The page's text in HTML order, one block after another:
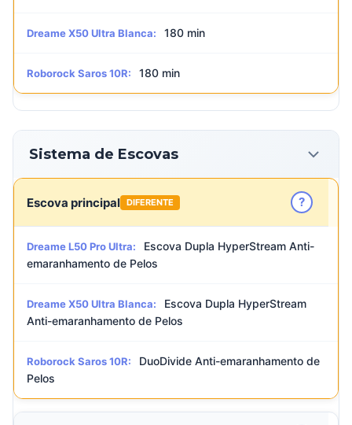
Dreame X50 Ultra Blanca: 180 min
Roborock Saros 10R: 180 min
Sistema de Escovas
Escova principal DIFERENTE ?
Dreame L50 Pro Ultra:
Escova Dupla HyperStream Anti-
emaranhamento de Pelos
Dreame X50 Ultra Blanca:
Escova Dupla HyperStream
Anti-emaranhamento de Pelos
Roborock Saros 10R:
DuoDivide Anti-emaranhamento de
Pelos